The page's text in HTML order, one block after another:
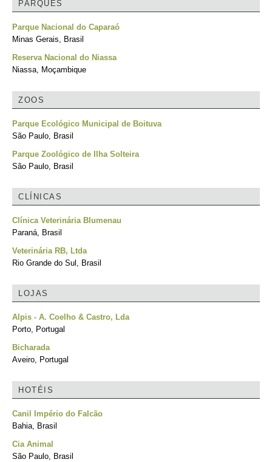
PARQUES
Parque Nacional do Caparaó
Minas Gerais, Brasil
Reserva Nacional do Niassa
Niassa, Moçambique
ZOOS
Parque Ecológico Municipal de Boituva
São Paulo, Brasil
Parque Zoológico de Ilha Solteira
São Paulo, Brasil
CLÍNICAS
Clínica Veterinária Blumenau
Paraná, Brasil
Veterinária RB, Ltda
Rio Grande do Sul, Brasil
LOJAS
Alpis - A. Coelho & Castro, Lda
Porto, Portugal
Bicharada
Aveiro, Portugal
HOTÉIS
Canil Império do Falcão
Bahia, Brasil
Cia Animal
São Paulo, Brasil